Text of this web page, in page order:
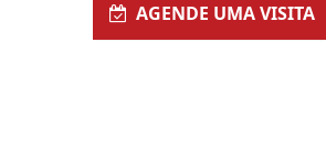
AGENDE UMA VISITA